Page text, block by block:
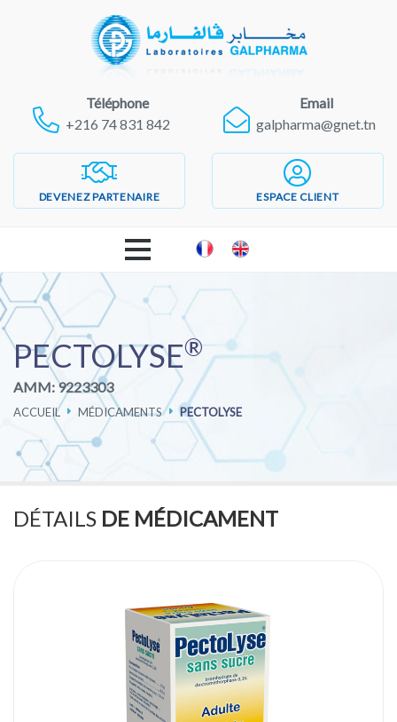
Téléphone
+216 74 831 842
Email
galpharma@gnet.tn
DEVENEZ PARTENAIRE ESPACE CLIENT
ACCUEIL
LABORATOIRES GALPHARMA
PRODUITS
PHARMACOVIGILANCE
PECTOLYSE®
AMM: 9223303
ACCUEIL MÉDICAMENTS PECTOLYSE
DÉTAILS DE MÉDICAMENT